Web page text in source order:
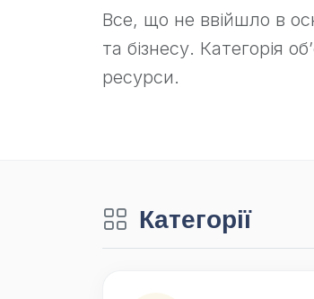
Все, що не ввійшло в
та бізнесу. Категорія
ресурси.
Категорії